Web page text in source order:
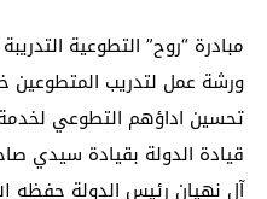
ورشة عمل لتدريب
تحسين اداؤهم التطوعي
قيادة الدولة بقيادة سيدي
آل نهيان رئيس الدولة حفظه